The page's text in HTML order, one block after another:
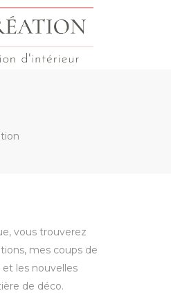
vous trouverez
mes coups de
les nouvelles
de déco.